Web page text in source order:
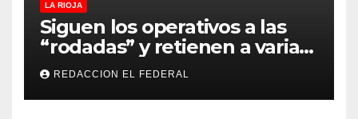
LA RIOJA
Siguen los operativos a las
“rodadas” y retienen a varias
motocicletas
REDACCION EL FEDERAL